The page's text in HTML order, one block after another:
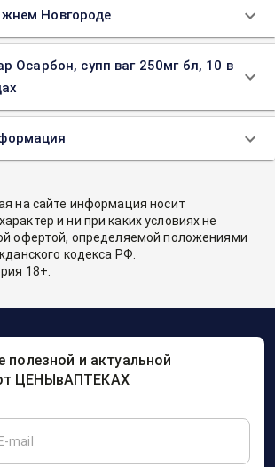
Новгороде
Осарбон, супп ваг 250мг бл, 10 в
на сайте информация носит
и ни при каких условиях не
офертой, определяемой положениями
кодекса РФ.
18+.
полезной и актуальной
ЦЕНЫвАПТЕКАХ